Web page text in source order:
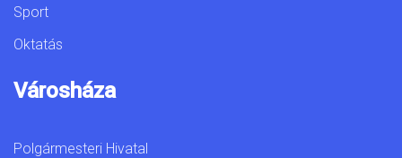
Sport
Oktatás
Városháza
Polgármesteri Hivatal